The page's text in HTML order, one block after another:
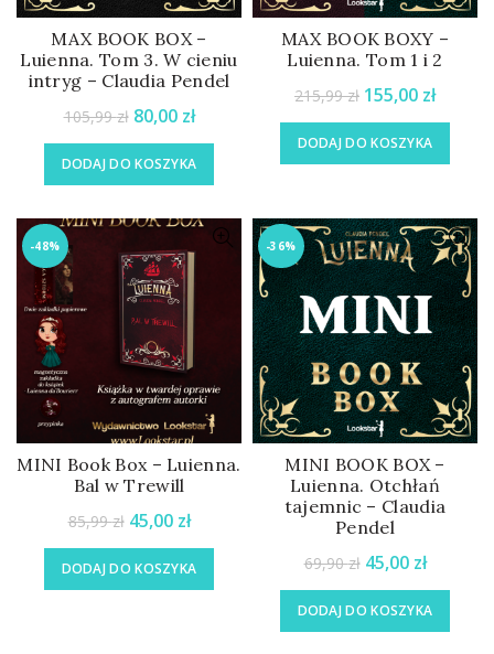
MAX BOOK BOX –
Luienna. Tom 3. W cieniu
intryg – Claudia Pendel
105,99zł 80,00 zł
DODAJ DO KOSZYKA
MAX BOOK BOXY –
Luienna. Tom 1 i 2
215,99zł 155,00 zł
DODAJ DO KOSZYKA
-48%
MINI Book Box – Luienna.
Bal w Trewill
85,99zł 45,00 zł
DODAJ DO KOSZYKA
-36%
MINI BOOK BOX –
Luienna. Otchłań
tajemnic – Claudia
Pendel
69,90zł 45,00 zł
DODAJ DO KOSZYKA